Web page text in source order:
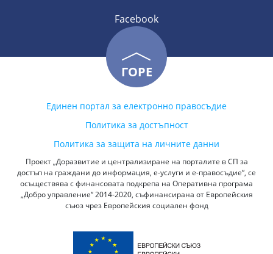
Facebook
ГОРЕ
Единен портал за електронно правосъдие
Политика за достъпност
Политика за защита на личните данни
Проект „Доразвитие и централизиране на порталите в СП за
достъп на граждани до информация, е-услуги и е-правосъдие“, се
осъществява с финансовата подкрепа на Оперативна програма
„Добро управление“ 2014-2020, съфинансирана от Европейския
съюз чрез Европейския социален фонд